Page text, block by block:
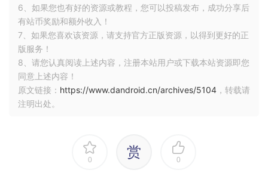
6、如果您也有好的资源或教程，您可以投稿发布，成功分享后
有站币奖励和额外收入！
7、如果您喜欢该资源，请支持官方正版资源，以得到更好的正
版服务！
8、请您认真阅读上述内容，注册本站用户或下载本站资源即您
同意上述内容！
原文链接： https://www.dandroid.cn/archives/5104 ，转载请
注明出处。
0 赏 0